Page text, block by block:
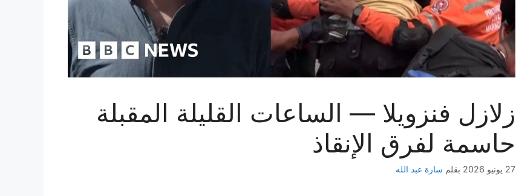
زلازل فنزويلا — الساعات القليلة المقبلة
حاسمة لفرق الإنقاذ
27 يونيو 2026 بقلم سارة عبد الله